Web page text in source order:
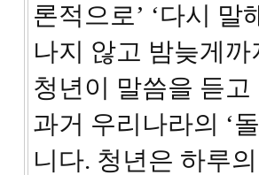
론적으로’ ‘다시 말
나지 않고 밤늦게까
청년이 말씀을 듣고
과거 우리나라의 ‘
니다. 청년은 하루